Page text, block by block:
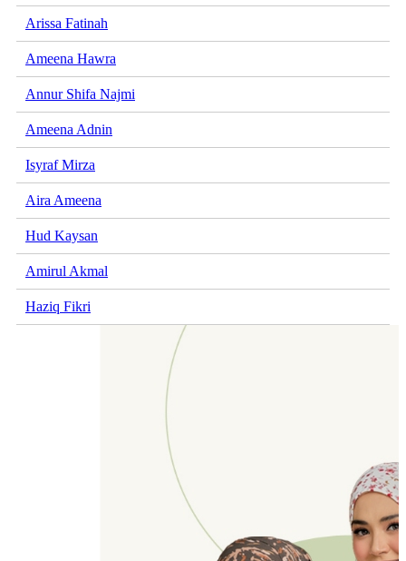
Arissa Fatinah
Ameena Hawra
Annur Shifa Najmi
Ameena Adnin
Isyraf Mirza
Aira Ameena
Hud Kaysan
Amirul Akmal
Haziq Fikri